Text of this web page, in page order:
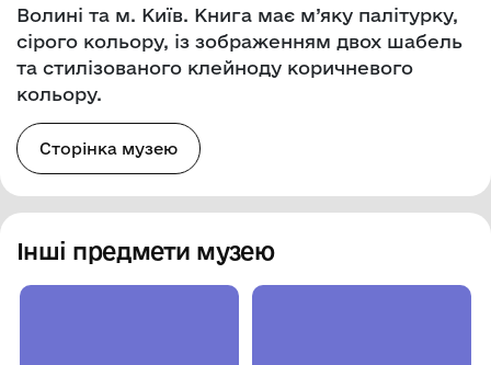
Волині та м. Київ. Книга має м’яку палітурку,
сірого кольору, із зображенням двох шабель
та стилізованого клейноду коричневого
кольору.
Сторінка музею
Інші предмети музею